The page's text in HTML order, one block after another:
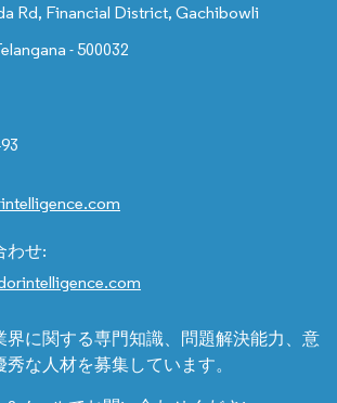
Rd, Financial District, Gachibowli
- 500032
わせ:
界に関する専門知識、問題解決能力、意
な人材を募集しています。